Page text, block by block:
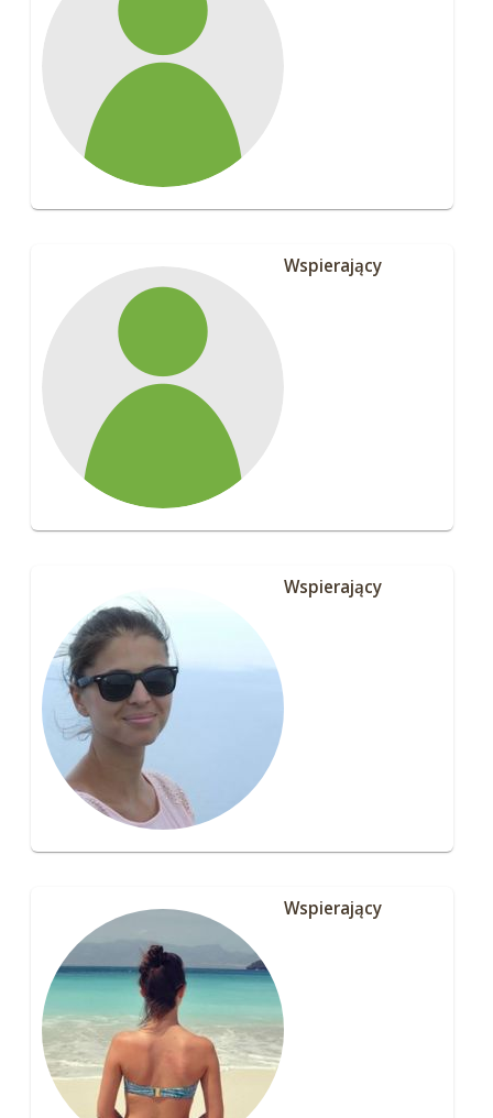
Wspierający
Wspierający
Wspierający